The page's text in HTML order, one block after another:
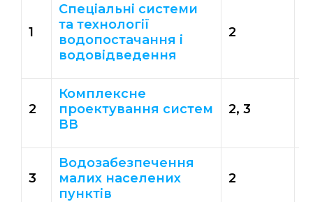
1
Спеціальні системи
та технології
водопостачання і
водовідведення
2
2
Комплексне
проектування систем
ВВ
2, 3
3
Водозабезпечення
малих населених
пунктів
2